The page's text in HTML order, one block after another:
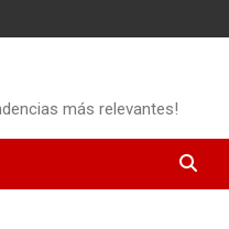
más relevantes!